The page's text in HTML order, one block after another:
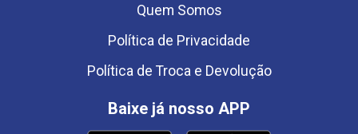
Quem Somos
Política de Privacidade
Política de Troca e Devolução
Baixe já nosso APP